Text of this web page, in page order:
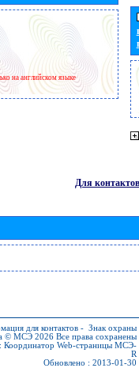
на английском языке
Для контактов
для контактов - Знак охраны
© МСЭ 2026 Все права сохранены
Координатор Web-страницы МСЭ-
R
Обновлено : 2013-01-30